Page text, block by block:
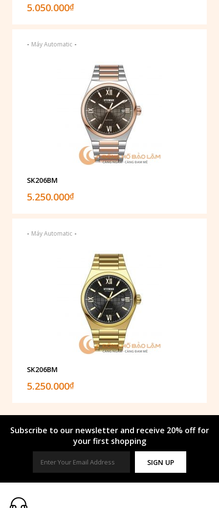
5.050.000₫
- Máy Automatic -
SK206BM
5.250.000₫
- Máy Automatic -
SK206BM
5.250.000₫
Subscribe to our newsletter and receive 20% off for
your first shopping
SIGN UP